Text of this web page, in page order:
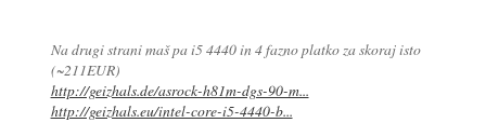
Na drugi strani maš pa i5 4440 in 4 fazno platko za skoraj isto
(~211EUR)
http://geizhals.de/asrock-h81m-dgs-90-m...
http://geizhals.eu/intel-core-i5-4440-b...